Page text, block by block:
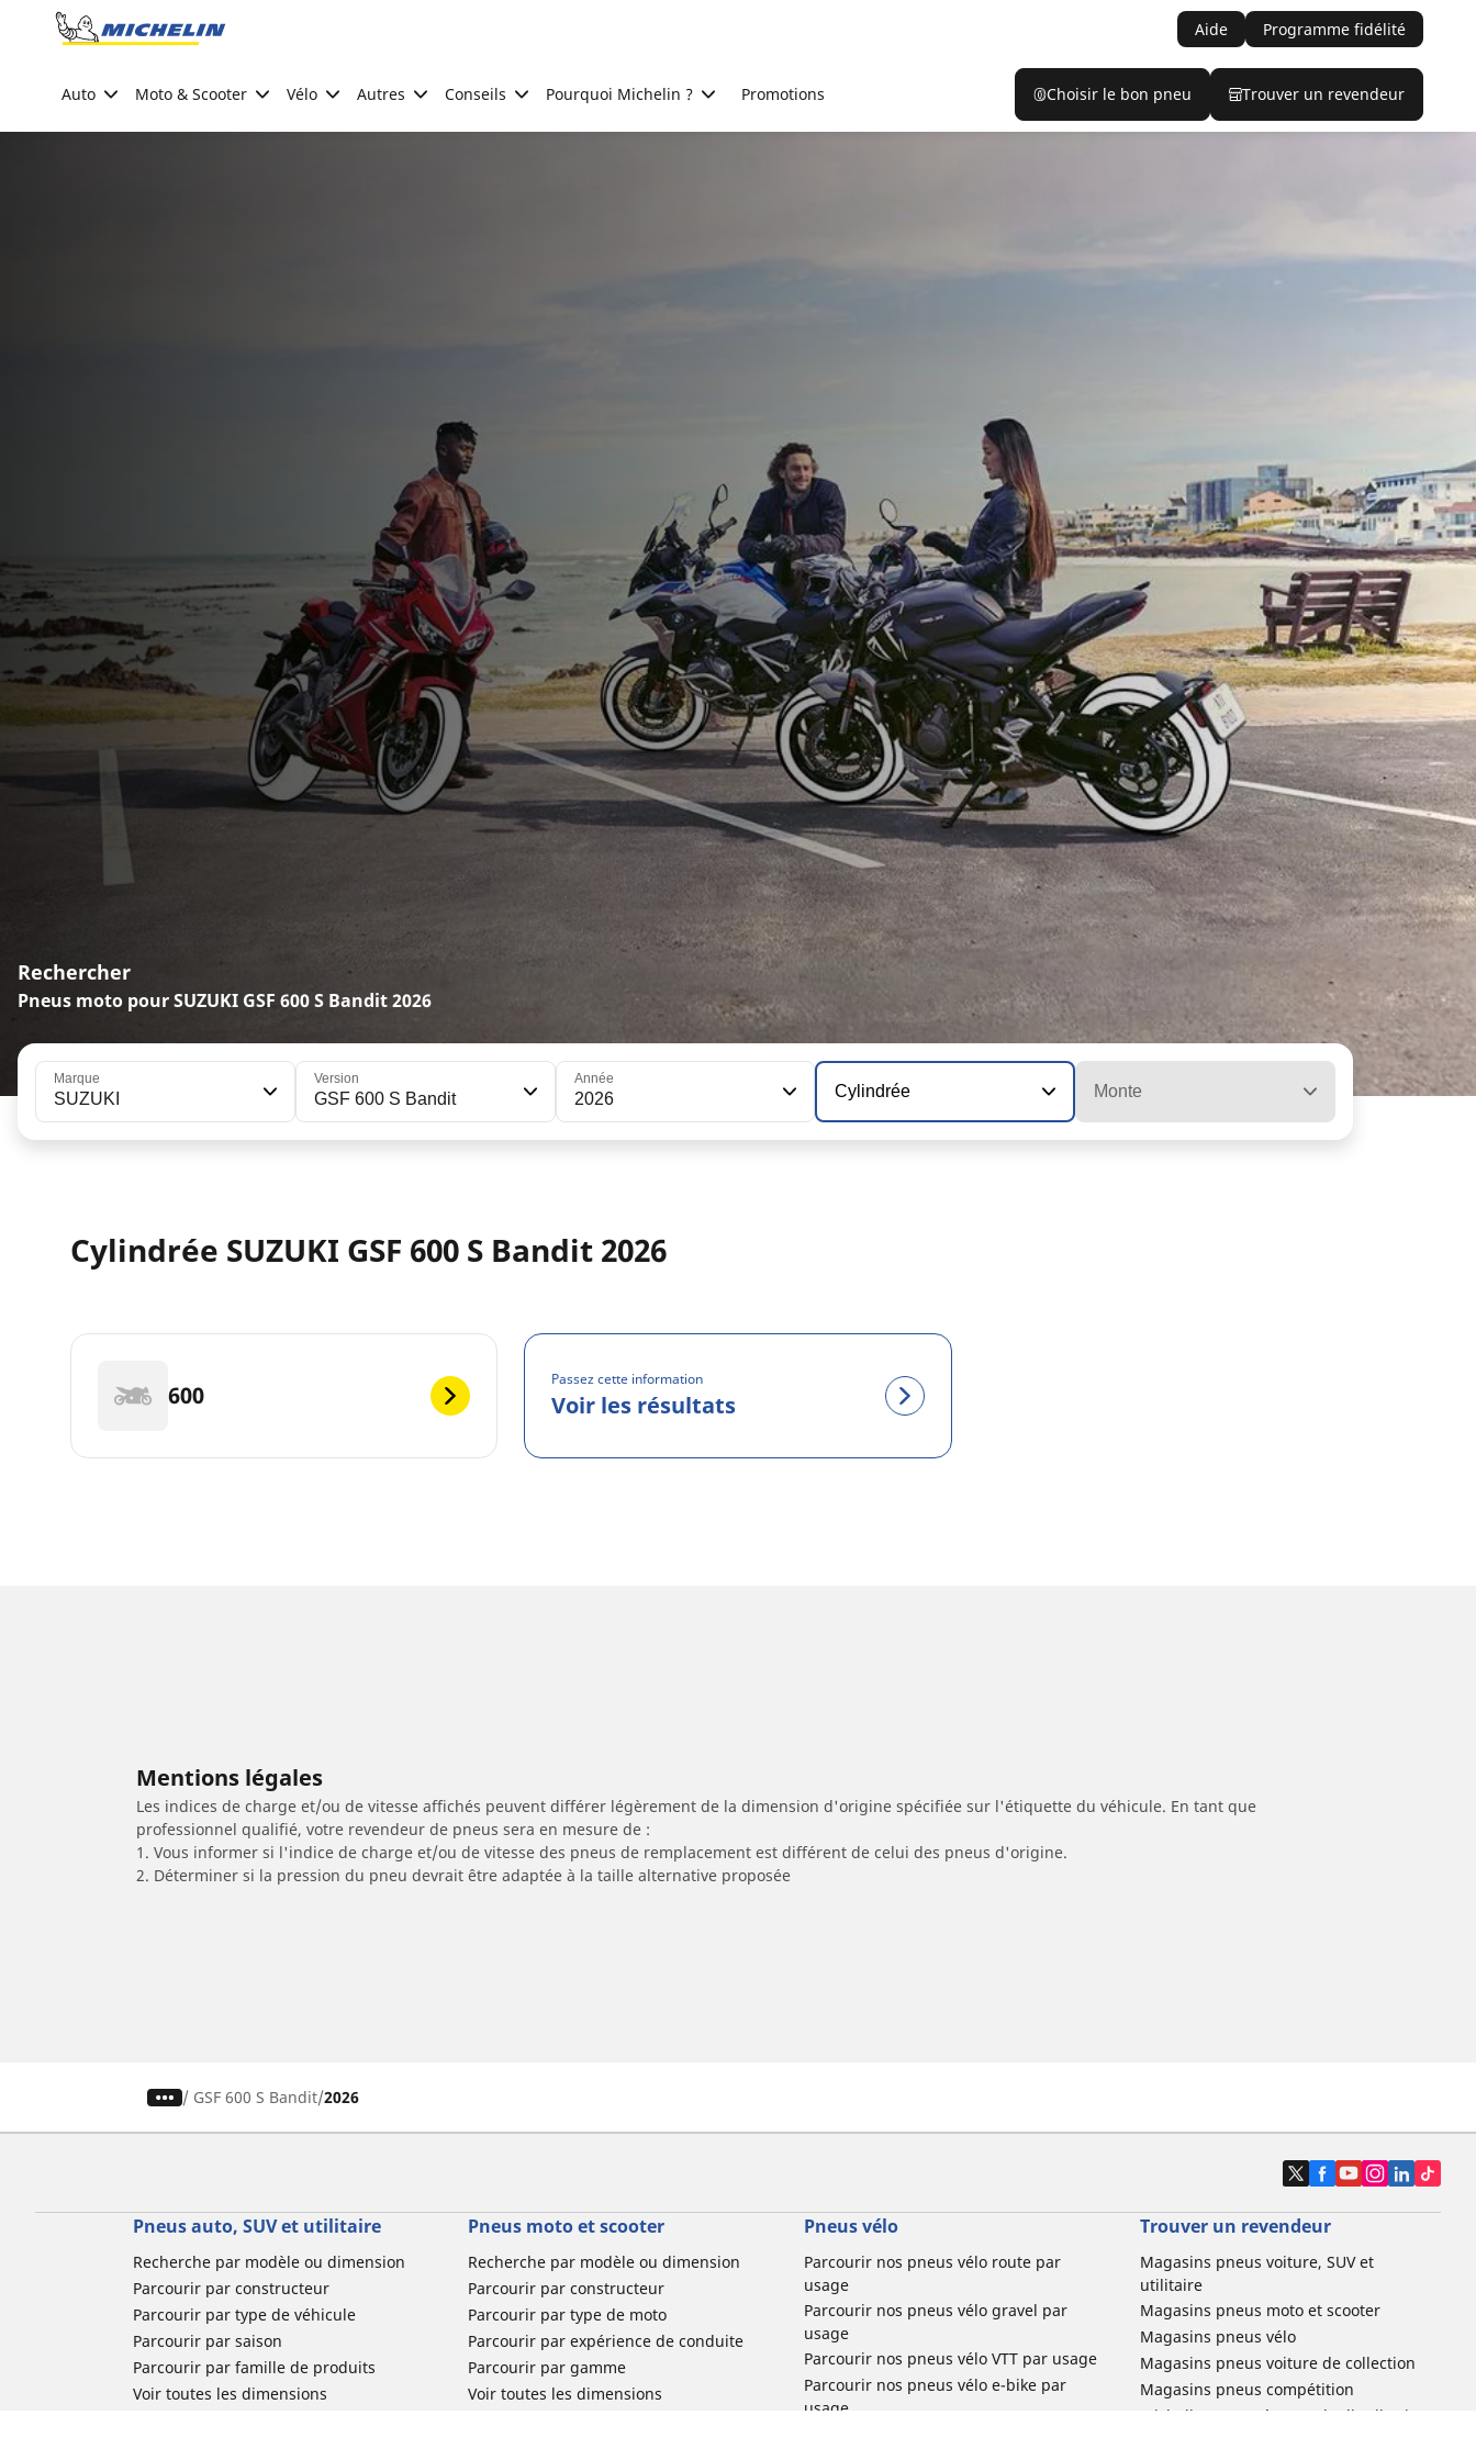
Go to page content
Aide Programme fidélité
Auto Moto & Scooter Vélo Autres Conseils Pourquoi Michelin ? Promotions Choisir le bon pneu Trouver un revendeur
Rechercher
Pneus moto pour SUZUKI GSF 600 S Bandit 2026
Marque
SUZUKI
Version
GSF 600 S Bandit
Année
2026 Cylindrée Monte
Cylindrée SUZUKI GSF 600 S Bandit 2026
600
Passez cette information
Voir les résultats
Mentions légales
Les indices de charge et/ou de vitesse affichés peuvent différer légèrement de la dimension d'origine spécifiée sur l'étiquette du véhicule. En tant que
professionnel qualifié, votre revendeur de pneus sera en mesure de :
1. Vous informer si l'indice de charge et/ou de vitesse des pneus de remplacement est différent de celui des pneus d'origine.
2. Déterminer si la pression du pneu devrait être adaptée à la taille alternative proposée
/ GSF 600 S Bandit 2026
Pneus auto, SUV et utilitaire
Recherche par modèle ou dimension
Parcourir par constructeur
Parcourir par type de véhicule
Parcourir par saison
Parcourir par famille de produits
Voir toutes les dimensions
Pneus moto et scooter
Recherche par modèle ou dimension
Parcourir par constructeur
Parcourir par type de moto
Parcourir par expérience de conduite
Parcourir par gamme
Voir toutes les dimensions
Pneus vélo
Parcourir nos pneus vélo route par
usage
Parcourir nos pneus vélo gravel par
usage
Parcourir nos pneus vélo VTT par usage
Parcourir nos pneus vélo e-bike par
usage
Trouver un revendeur
Magasins pneus voiture, SUV et
utilitaire
Magasins pneus moto et scooter
Magasins pneus vélo
Magasins pneus voiture de collection
Magasins pneus compétition
Michelin et ses réseaux de distribution